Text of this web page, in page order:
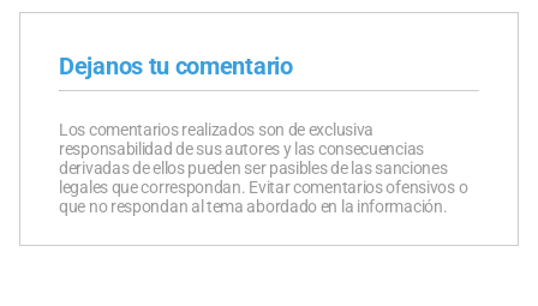
Dejanos tu comentario
Los comentarios realizados son de exclusiva
responsabilidad de sus autores y las consecuencias
derivadas de ellos pueden ser pasibles de las sanciones
legales que correspondan. Evitar comentarios ofensivos o
que no respondan al tema abordado en la información.